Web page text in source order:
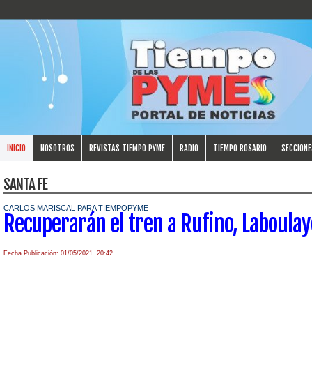
INICIO NOSOTROS REVISTAS TIEMPO PYME RADIO TIEMPO ROSARIO
SANTA FE
CARLOS MARISCAL PARA TIEMPOPYME
Recuperarán el tren a Rufino,
Fecha Publicación: 01/05/2021 20:42